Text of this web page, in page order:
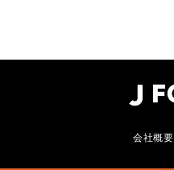
会社概要